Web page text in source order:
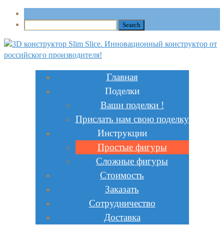
Главная
Поделки
Ваши поделки !
Прислать нам свою поделку
Инструкции
Простые фигуры
Сложные фигуры
Стоимость
Заказать
Сотрудничество
Доставка